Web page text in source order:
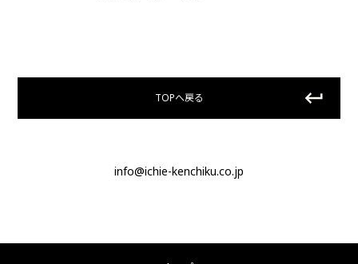
TOPへ戻る
info@ichie-kenchiku.co.jp